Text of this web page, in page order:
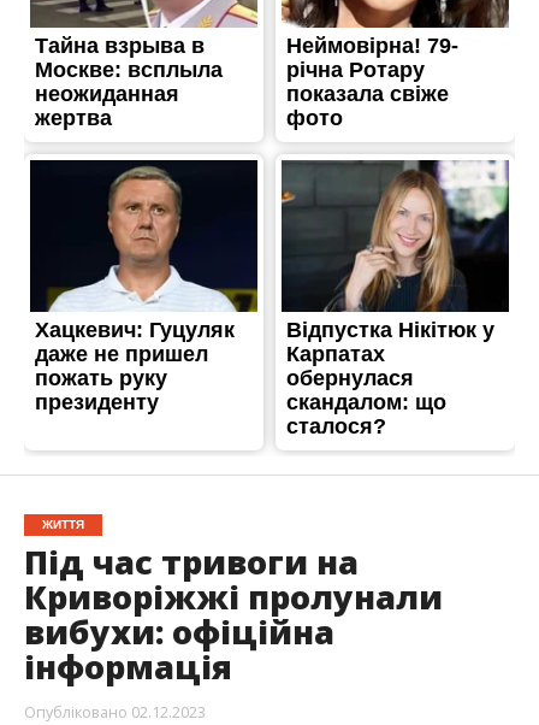
ЖИТТЯ
Під час тривоги на
Криворіжжі пролунали
вибухи: офіційна
інформація
Опубліковано 02.12.2023